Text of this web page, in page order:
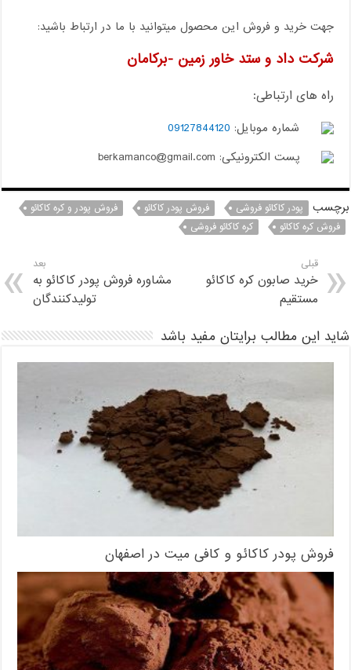
جهت خرید و فروش این محصول میتوانید با ما در ارتباط باشید:
شرکت داد و ستد خاور زمین -برکامان
راه های ارتباطی:
شماره موبایل: 09127844120
پست الکترونیکی: berkamanco@gmail.com
برچسب پودر کاکائو فروشی فروش پودر کاکائو
فروش پودر و کره کاکائو
فروش کره کاکائو
کره کاکائو فروشی
قبلی
خرید صابون کره کاکائو
مستقیم
بعد
مشاوره فروش پودر کاکائو به
تولیدکنندگان
شاید این مطالب برایتان مفید باشد
فروش پودر کاکائو و کافی میت در اصفهان